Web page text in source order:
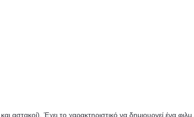
αστακοί). Έχει το χαρακτηριστικό να δημιουργεί ένα